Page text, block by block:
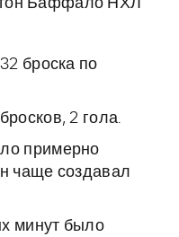
Баффало НХЛ
броска по
2 гола.
примерно
чаще создавал
минут было